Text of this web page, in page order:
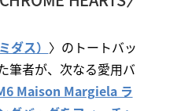
ダス） 〉のトートバッ
筆者が、次なる愛用バ
Maison Margiela ラ